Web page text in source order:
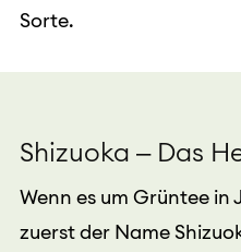
Sorte.
Shizuoka – Das
Wenn es um Grüntee
zuerst der Name